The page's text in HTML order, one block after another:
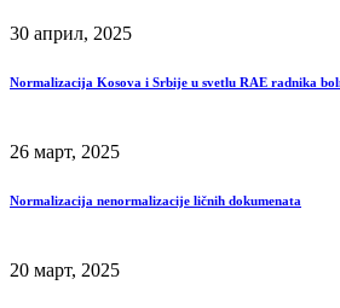
30 април, 2025
Normalizacija Kosova i Srbije u svetlu RAE radnika
26 март, 2025
Normalizacija nenormalizacije ličnih dokumenata
20 март, 2025